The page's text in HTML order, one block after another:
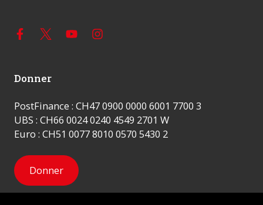
Donner
PostFinance : CH47 0900 0000 6001 7700 3
UBS : CH66 0024 0240 4549 2701 W
Euro : CH51 0077 8010 0570 5430 2
Donner